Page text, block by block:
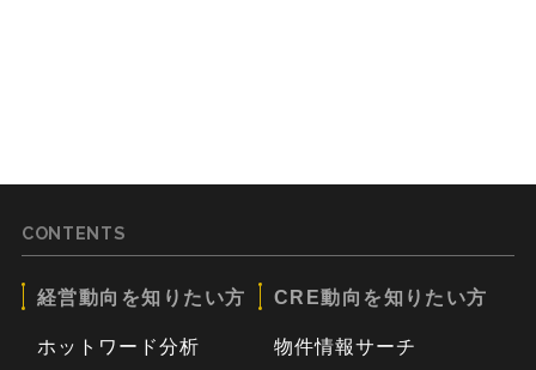
CONTENTS
経営動向を知りたい方
ホットワード分析
CRE動向を知りたい方
物件情報サーチ